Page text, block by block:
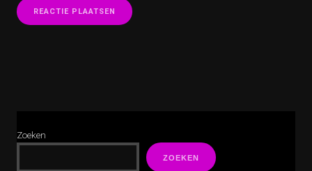
Zoeken
ZOEKEN